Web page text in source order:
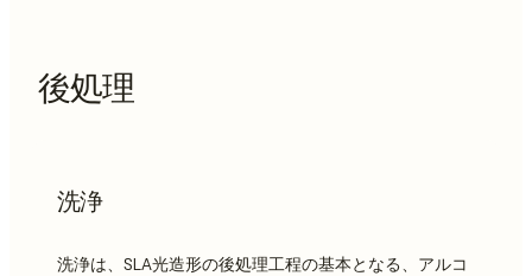
後処理
洗浄
洗浄は、SLA光造形の後処理工程の基本となる、アルコ